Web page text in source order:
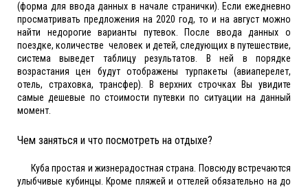
(форма для ввода данных в начале странички). Если ежедневно
просматривать предложения на 2020 год, то и на август можно
найти недорогие варианты путевок. После ввода данных о
поездке, количестве человек и детей, следующих в путешествие,
система выведет таблицу результатов. В ней в порядке
возрастания цен будут отображены турпакеты (авиаперелет,
отель, страховка, трансфер). В верхних строчках Вы увидите
самые дешевые по стоимости путевки по ситуации на данный
момент.
Чем заняться и что посмотреть на отдыхе?
Куба простая и жизнерадостная страна. Повсюду встречаются
улыбчивые кубинцы. Кроме пляжей и оттелей обязательно на до